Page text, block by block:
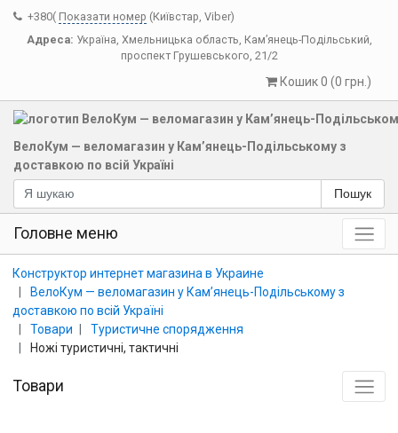
+380( Показати номер (Київстар, Viber)
Адреса: Україна, Хмельницька область, Кам’янець-Подільський,
проспект Грушевського, 21/2
Кошик 0 (0 грн.)
ВелоКум — веломагазин у Кам’янець-Подільському з
доставкою по всій Україні
Пошук
Головне меню
Конструктор интернет магазина в Украине
ВелоКум — веломагазин у Кам’янець-Подільському з
доставкою по всій Україні
Товари
Туристичне спорядження
Ножі туристичні, тактичні
Товари